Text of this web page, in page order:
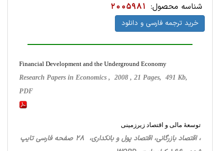
شناسه محصول: 2005981
خرید ترجمه فارسی و دانلود
Financial Development and the Underground Economy
Research Papers in Economics , 2008 , 21 Pages, 491 Kb,
PDF
توسعۀ مالی و اقتصاد زیرزمینی
، اقتصاد بازرگانی، اقتصاد پول و بانکداری، 28 صفحه فارسی تایپ